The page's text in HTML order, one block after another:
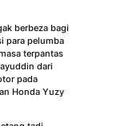
berbeza bagi
para pelumba
terpantas
dari
pada
Honda Yuzy